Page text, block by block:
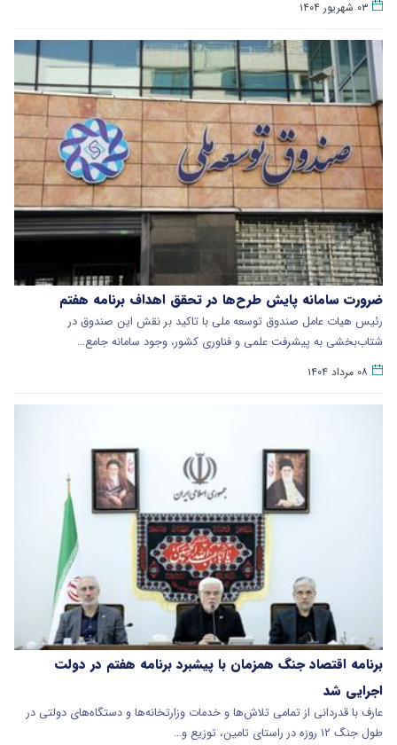
۰۳ شهریور ۱۴۰۴
ضرورت سامانه پایش طرح‌ها در تحقق اهداف برنامه هفتم
رئیس هیات عامل صندوق توسعه ملی با تاکید بر نقش این صندوق در
شتاب‌بخشی به پیشرفت علمی و فناوری کشور، وجود سامانه جامع…
۰۸ مرداد ۱۴۰۴
برنامه اقتصاد جنگ همزمان با پیشبرد برنامه هفتم در دولت
اجرایی شد
عارف با قدردانی از تمامی تلاش‌ها و خدمات وزارتخانه‌ها و دستگاه‌های دولتی در
طول جنگ ۱۲ روزه در راستای تامین، توزیع و…